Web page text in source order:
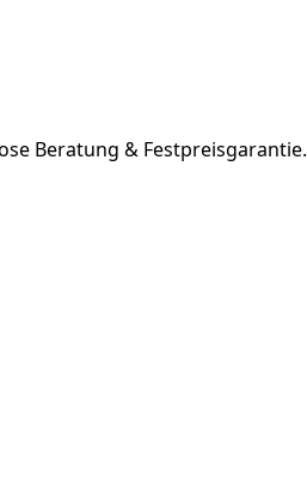
Beratung & Festpreisgarantie.